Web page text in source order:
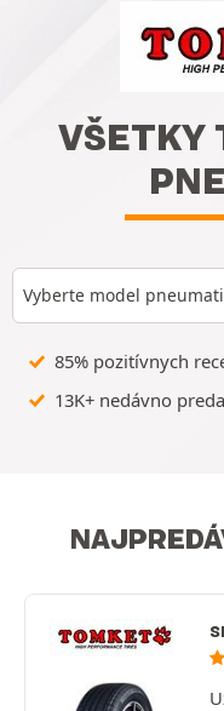
VŠETKY
Vyberte model
85% pozitívnych
13K+ nedávno